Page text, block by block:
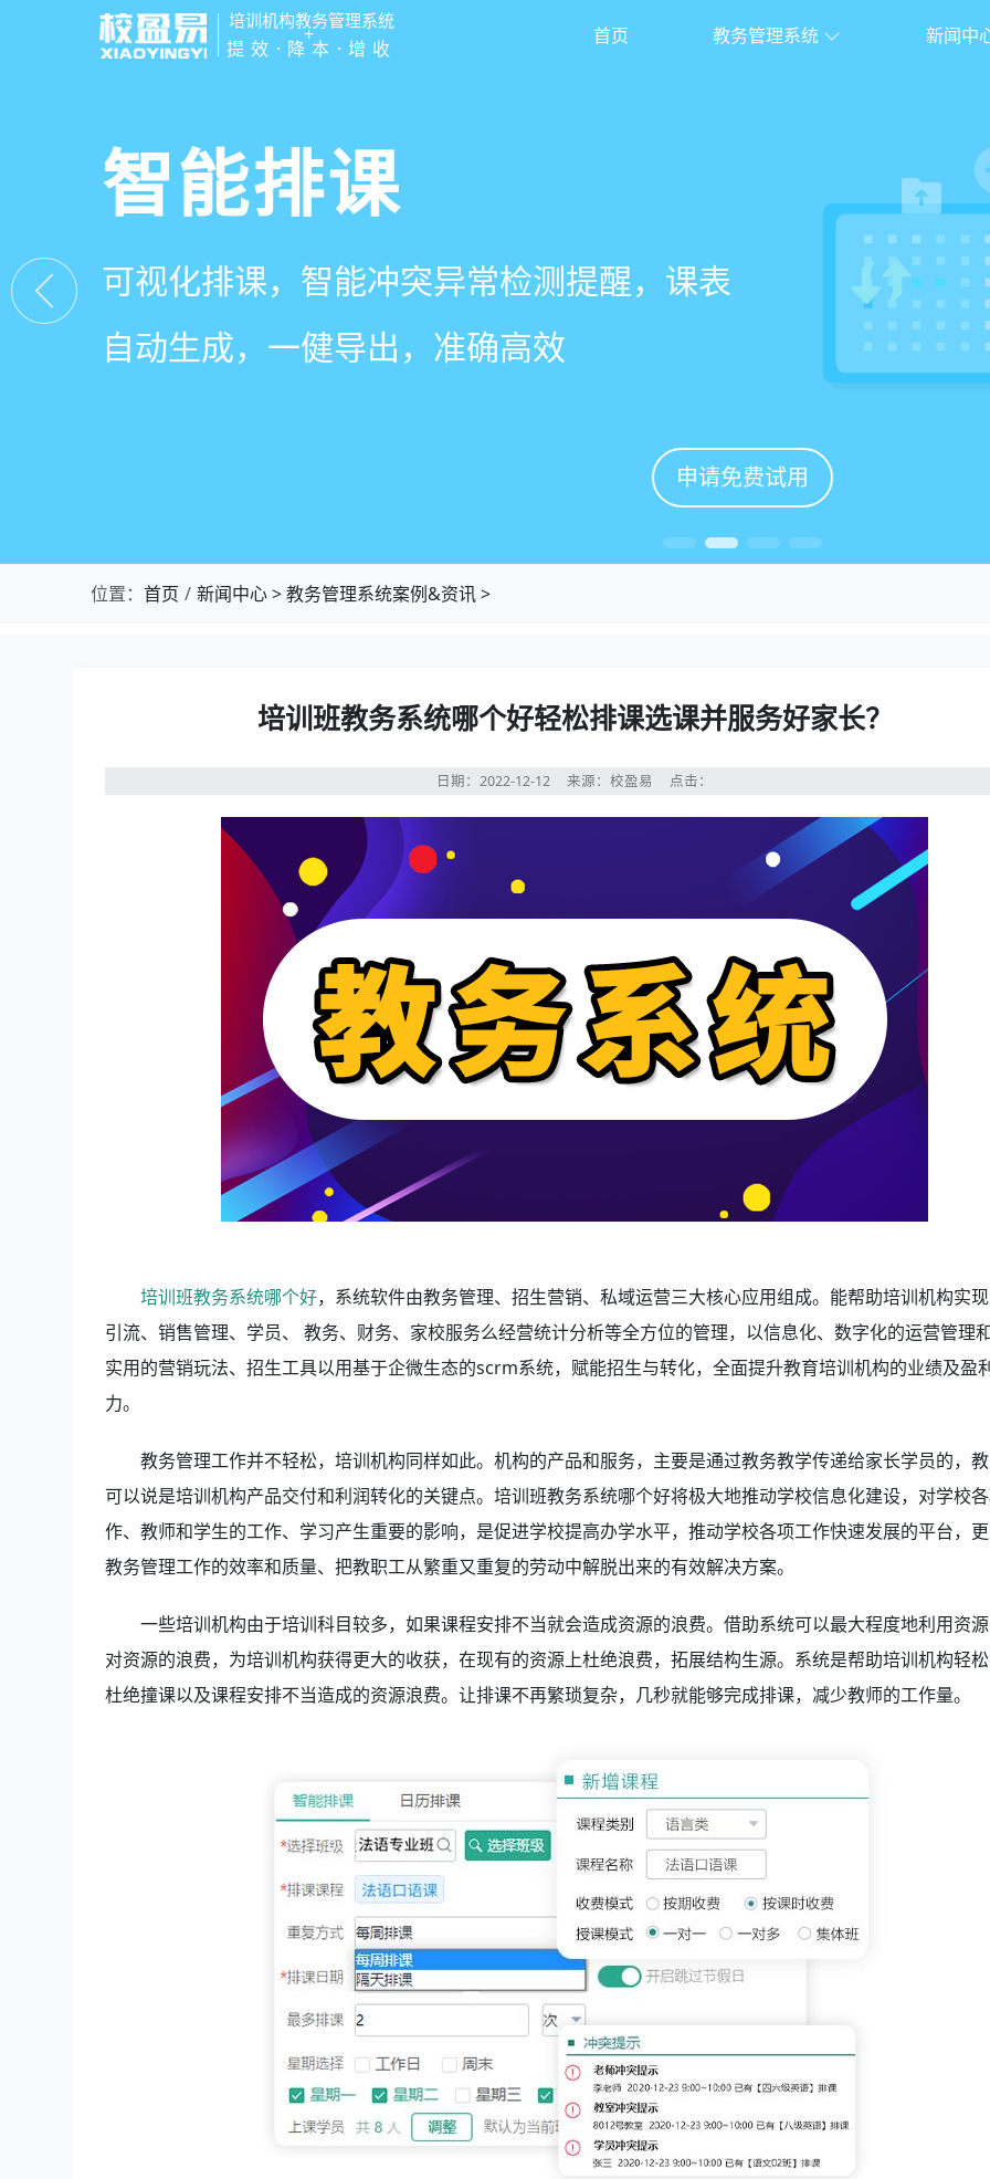
培训机构教务管理系统
+
提效·降本·增收
首页 教务管理系统 新闻中
管学校，用校盈易
培训机构教务管理系统
有效提升运营管理效率45%
申请免费试用
智能排课
可视化排课，智能冲突异常检测提醒，课表
自动生成，一健导出，准确高效
申请免费试用
课时统计
学员签到同步扣减课时，老师带课量自动统
计、汇总，数据清晰可查免扯皮
申请免费试用
家校互动
一部手机链接教师、学员、家长，沟通互动
零距离，服务贴心铸口碑促续费
申请免费试用
位置： 首页 新闻中心>教务管理系统案例&资讯>
培训班教务系统哪个好轻松排课选课并服务好家长？
日期：2022-12-12来源：校盈易 点击：
培训班教务系统哪个好，系统软件由教务管理、招生营销、私域运营三大核心应用组成。能帮助培训机构实
引流、销售管理、学员、 教务、财务、家校服务么经营统计分析等全方位的管理，以信息化、数字化的运营管理
实用的营销玩法、招生工具以用基于企微生态的scrm系统，赋能招生与转化，全面提升教育培训机构的业绩及盈
力。
教务管理工作并不轻松，培训机构同样如此。机构的产品和服务，主要是通过教务教学传递给家长学员的，
可以说是培训机构产品交付和利润转化的关键点。培训班教务系统哪个好将极大地推动学校信息化建设，对学校
作、教师和学生的工作、学习产生重要的影响，是促进学校提高办学水平，推动学校各项工作快速发展的平台，
教务管理工作的效率和质量、把教职工从繁重又重复的劳动中解脱出来的有效解决方案。
一些培训机构由于培训科目较多，如果课程安排不当就会造成资源的浪费。借助系统可以最大程度地利用资
对资源的浪费，为培训机构获得更大的收获，在现有的资源上杜绝浪费，拓展结构生源。系统是帮助培训机构轻
杜绝撞课以及课程安排不当造成的资源浪费。让排课不再繁琐复杂，几秒就能够完成排课，减少教师的工作量。